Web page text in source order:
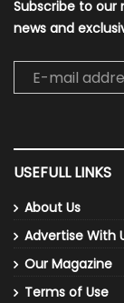
Subscribe to our
news and
USEFULL LINKS
About Us
Advertise With
Our Magazine
Terms of Use